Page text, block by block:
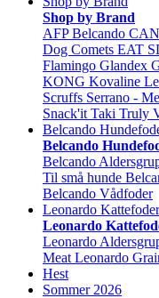
Shop by Brand
AFP Belcando
Dog Comets EAT
Flamingo Glandex
KONG Kovaline
Scruffs Serrano -
Snack'it Taki Truly
Belcando
Belcando
Belcando
Til små hunde
Belcando Vådfoder
Leonardo Kattefoder
Leonardo
Leonardo
Meat Leonardo
Hest
Sommer 2026